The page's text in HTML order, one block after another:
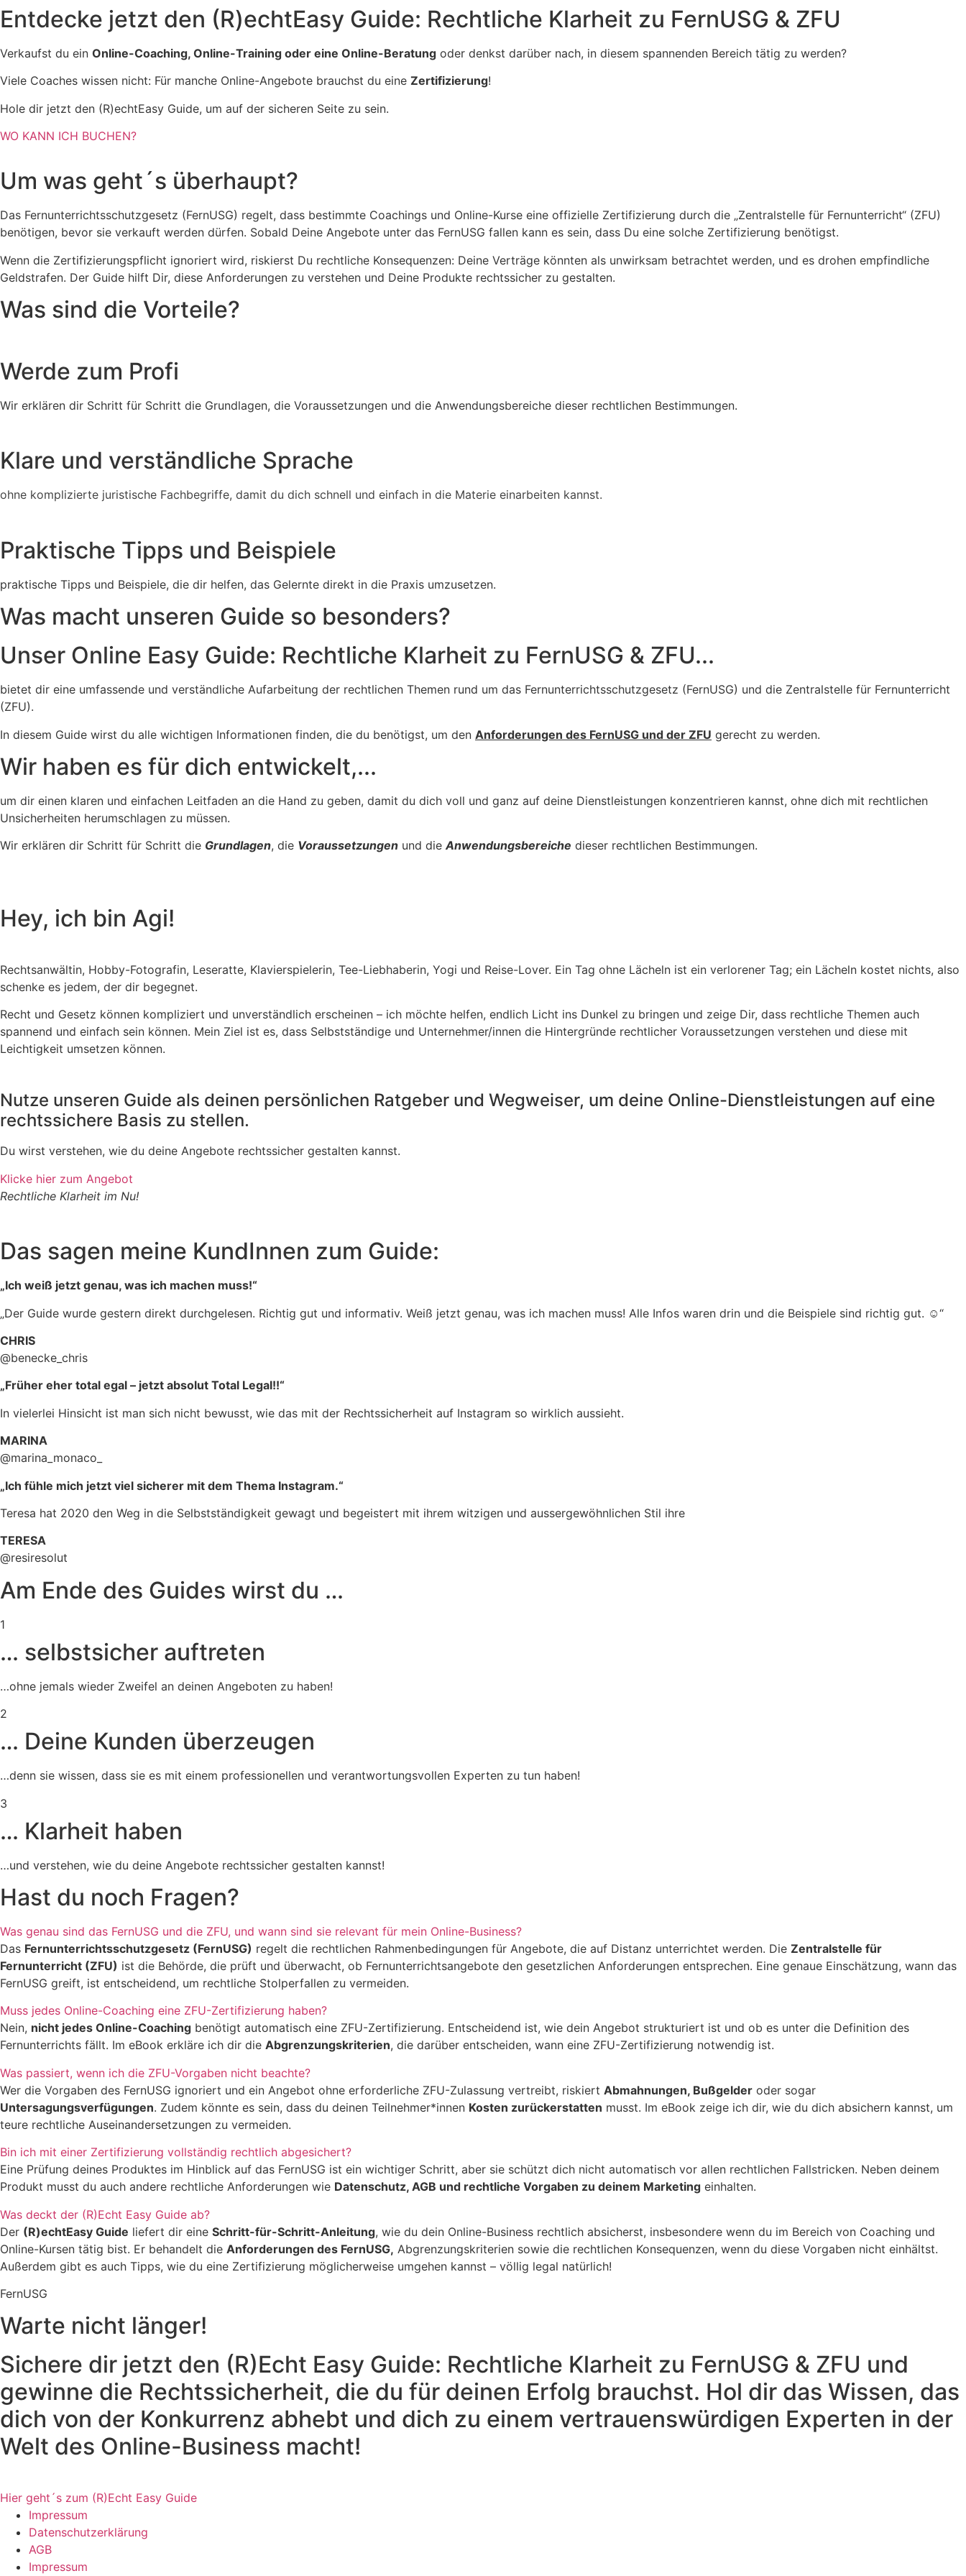
Entdecke jetzt den (R)echtEasy Guide: Rechtliche Klarheit zu FernUSG & ZFU
Verkaufst du ein Online-Coaching, Online-Training oder eine Online-Beratung oder denkst darüber nach, in diesem spannenden Bereich tätig zu werden?
Viele Coaches wissen nicht: Für manche Online-Angebote brauchst du eine Zertifizierung!
Hole dir jetzt den (R)echtEasy Guide, um auf der sicheren Seite zu sein.
WO KANN ICH BUCHEN?
Um was geht´s überhaupt?
Das Fernunterrichtsschutzgesetz (FernUSG) regelt, dass bestimmte Coachings und Online-Kurse eine offizielle Zertifizierung durch die „Zentralstelle für Fernunterricht“ (ZFU)
benötigen, bevor sie verkauft werden dürfen. Sobald Deine Angebote unter das FernUSG fallen kann es sein, dass Du eine solche Zertifizierung benötigst.
Wenn die Zertifizierungspflicht ignoriert wird, riskierst Du rechtliche Konsequenzen: Deine Verträge könnten als unwirksam betrachtet werden, und es drohen empfindliche
Geldstrafen. Der Guide hilft Dir, diese Anforderungen zu verstehen und Deine Produkte rechtssicher zu gestalten.
Was sind die Vorteile?
Werde zum Profi
Wir erklären dir Schritt für Schritt die Grundlagen, die Voraussetzungen und die Anwendungsbereiche dieser rechtlichen Bestimmungen.
Klare und verständliche Sprache
ohne komplizierte juristische Fachbegriffe, damit du dich schnell und einfach in die Materie einarbeiten kannst.
Praktische Tipps und Beispiele
praktische Tipps und Beispiele, die dir helfen, das Gelernte direkt in die Praxis umzusetzen.
Was macht unseren Guide so besonders?
Unser Online Easy Guide: Rechtliche Klarheit zu FernUSG & ZFU...
bietet dir eine umfassende und verständliche Aufarbeitung der rechtlichen Themen rund um das Fernunterrichtsschutzgesetz (FernUSG) und die Zentralstelle für Fernunterricht
(ZFU).
In diesem Guide wirst du alle wichtigen Informationen finden, die du benötigst, um den Anforderungen des FernUSG und der ZFU gerecht zu werden.
Wir haben es für dich entwickelt,...
um dir einen klaren und einfachen Leitfaden an die Hand zu geben, damit du dich voll und ganz auf deine Dienstleistungen konzentrieren kannst, ohne dich mit rechtlichen
Unsicherheiten herumschlagen zu müssen.
Wir erklären dir Schritt für Schritt die Grundlagen, die Voraussetzungen und dieAnwendungsbereiche dieser rechtlichen Bestimmungen.
Hey, ich bin Agi!
Rechtsanwältin, Hobby-Fotografin, Leseratte, Klavierspielerin, Tee-Liebhaberin, Yogi und Reise-Lover. Ein Tag ohne Lächeln ist ein verlorener Tag; ein Lächeln kostet nichts, also
schenke es jedem, der dir begegnet.
Recht und Gesetz können kompliziert und unverständlich erscheinen – ich möchte helfen, endlich Licht ins Dunkel zu bringen und zeige Dir, dass rechtliche Themen auch
spannend und einfach sein können. Mein Ziel ist es, dass Selbstständige und Unternehmer/innen die Hintergründe rechtlicher Voraussetzungen verstehen und diese mit
Leichtigkeit umsetzen können.
Nutze unseren Guide als deinen persönlichen Ratgeber und Wegweiser, um deine Online-Dienstleistungen auf eine
rechtssichere Basis zu stellen.
Du wirst verstehen, wie du deine Angebote rechtssicher gestalten kannst.
Klicke hier zum Angebot
Rechtliche Klarheit im Nu!
Das sagen meine KundInnen zum Guide:
„Ich weiß jetzt genau, was ich machen muss!“
„Der Guide wurde gestern direkt durchgelesen. Richtig gut und informativ. Weiß jetzt genau, was ich machen muss! Alle Infos waren drin und die Beispiele sind richtig gut. ☺️“
CHRIS
@benecke_chris
„Früher eher total egal – jetzt absolut Total Legal!!“
In vielerlei Hinsicht ist man sich nicht bewusst, wie das mit der Rechtssicherheit auf Instagram so wirklich aussieht.
MARINA
@marina_monaco_
„Ich fühle mich jetzt viel sicherer mit dem Thema Instagram.“
Teresa hat 2020 den Weg in die Selbstständigkeit gewagt und begeistert mit ihrem witzigen und aussergewöhnlichen Stil ihre
TERESA
@resiresolut
Am Ende des Guides wirst du …
1
… selbstsicher auftreten
…ohne jemals wieder Zweifel an deinen Angeboten zu haben!
2
… Deine Kunden überzeugen
…denn sie wissen, dass sie es mit einem professionellen und verantwortungsvollen Experten zu tun haben!
3
… Klarheit haben
…und verstehen, wie du deine Angebote rechtssicher gestalten kannst!
Hast du noch Fragen?
Was genau sind das FernUSG und die ZFU, und wann sind sie relevant für mein Online-Business?
Das Fernunterrichtsschutzgesetz (FernUSG) regelt die rechtlichen Rahmenbedingungen für Angebote, die auf Distanz unterrichtet werden. Die Zentralstelle für
Fernunterricht (ZFU) ist die Behörde, die prüft und überwacht, ob Fernunterrichtsangebote den gesetzlichen Anforderungen entsprechen. Eine genaue Einschätzung, wann das
FernUSG greift, ist entscheidend, um rechtliche Stolperfallen zu vermeiden.
Muss jedes Online-Coaching eine ZFU-Zertifizierung haben?
Nein, nicht jedes Online-Coaching benötigt automatisch eine ZFU-Zertifizierung. Entscheidend ist, wie dein Angebot strukturiert ist und ob es unter die Definition des
Fernunterrichts fällt. Im eBook erkläre ich dir die Abgrenzungskriterien, die darüber entscheiden, wann eine ZFU-Zertifizierung notwendig ist.
Was passiert, wenn ich die ZFU-Vorgaben nicht beachte?
Wer die Vorgaben des FernUSG ignoriert und ein Angebot ohne erforderliche ZFU-Zulassung vertreibt, riskiert Abmahnungen, Bußgelder oder sogar
Untersagungsverfügungen. Zudem könnte es sein, dass du deinen Teilnehmer*innen Kosten zurückerstatten musst. Im eBook zeige ich dir, wie du dich absichern kannst, um
teure rechtliche Auseinandersetzungen zu vermeiden.
Bin ich mit einer Zertifizierung vollständig rechtlich abgesichert?
Eine Prüfung deines Produktes im Hinblick auf das FernUSG ist ein wichtiger Schritt, aber sie schützt dich nicht automatisch vor allen rechtlichen Fallstricken. Neben deinem
Produkt musst du auch andere rechtliche Anforderungen wie Datenschutz, AGB und rechtliche Vorgaben zu deinem Marketing einhalten.
Was deckt der (R)Echt Easy Guide ab?
Der (R)echtEasy Guide liefert dir eine Schritt-für-Schritt-Anleitung, wie du dein Online-Business rechtlich absicherst, insbesondere wenn du im Bereich von Coaching und
Online-Kursen tätig bist. Er behandelt die Anforderungen des FernUSG, Abgrenzungskriterien sowie die rechtlichen Konsequenzen, wenn du diese Vorgaben nicht einhältst.
Außerdem gibt es auch Tipps, wie du eine Zertifizierung möglicherweise umgehen kannst – völlig legal natürlich!
FernUSG
Warte nicht länger!
Sichere dir jetzt den (R)Echt Easy Guide: Rechtliche Klarheit zu FernUSG & ZFU und
gewinne die Rechtssicherheit, die du für deinen Erfolg brauchst. Hol dir das Wissen, das
dich von der Konkurrenz abhebt und dich zu einem vertrauenswürdigen Experten in der
Welt des Online-Business macht!
Hier geht´s zum (R)Echt Easy Guide
Impressum
Datenschutzerklärung
AGB
Impressum